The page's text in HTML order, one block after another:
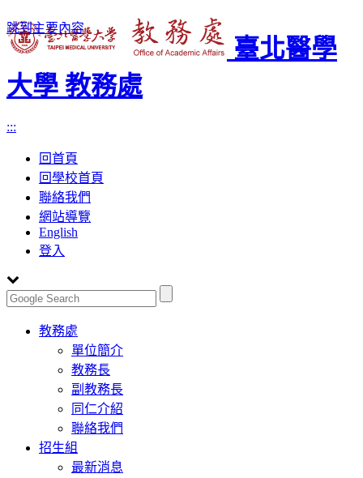
跳到主要內容
臺北醫學
大學 教務處
:::
回首頁
回學校首頁
聯絡我們
網站導覽
English
登入
Toggle
navigation
教務處
單位簡介
教務長
副教務長
同仁介紹
聯絡我們
招生組
最新消息